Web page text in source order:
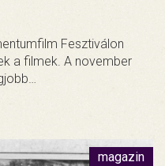
Fesztiválon
a filmek. A november
magazin